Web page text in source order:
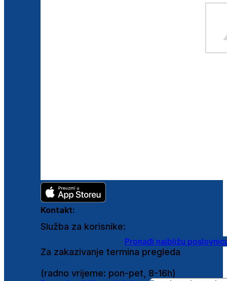
Kontakt:
Služba za korisnike:
Pronađi najbližu
Za zakazivanje termina pregleda
(radno vrijeme: pon-pet, 8-16h)